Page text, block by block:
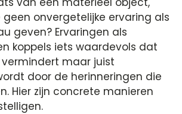
onvergetelijke ervaring als
geven? Ervaringen als
koppels iets waardevols dat
maar juist
door de herinneringen die
Hier zijn concrete manieren